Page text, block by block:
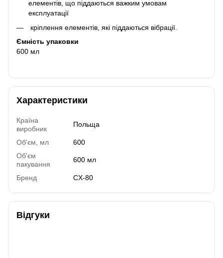
елементів, що піддаються важким умовам
експлуатації
кріплення елементів, які піддаються вібрації.
Ємність упаковки
600 мл
Характеристики
Країна
виробник
Польща
Об'єм, мл
600
Об'єм
пакування
600 мл
Бренд CX-80
Відгуки